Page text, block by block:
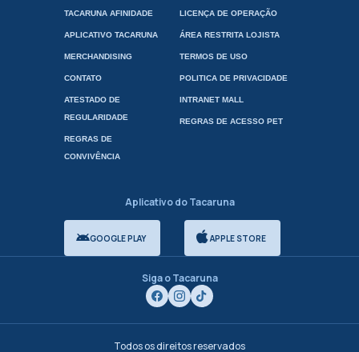
TACARUNA AFINIDADE
APLICATIVO TACARUNA
MERCHANDISING
CONTATO
ATESTADO DE
REGULARIDADE
REGRAS DE
CONVIVÊNCIA
LICENÇA DE OPERAÇÃO
ÁREA RESTRITA LOJISTA
TERMOS DE USO
POLITICA DE PRIVACIDADE
INTRANET MALL
REGRAS DE ACESSO PET
Aplicativo do Tacaruna
GOOGLE PLAY APPLE STORE
Siga o Tacaruna
Todos os direitos reservados